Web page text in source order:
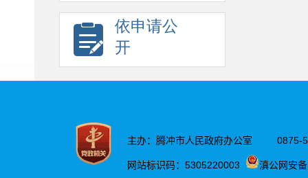
依申请公
开